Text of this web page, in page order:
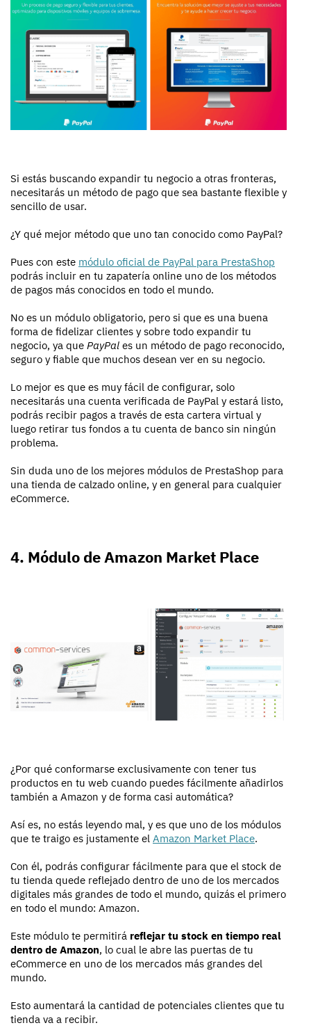
Si estás buscando expandir tu negocio a otras fronteras,
necesitarás un método de pago que sea bastante flexible y
sencillo de usar.
¿Y qué mejor método que uno tan conocido como PayPal?
Pues con este módulo oficial de PayPal para PrestaShop
podrás incluir en tu zapatería online uno de los métodos
de pagos más conocidos en todo el mundo.
No es un módulo obligatorio, pero si que es una buena
forma de fidelizar clientes y sobre todo expandir tu
negocio, ya que PayPal es un método de pago reconocido,
seguro y fiable que muchos desean ver en su negocio.
Lo mejor es que es muy fácil de configurar, solo
necesitarás una cuenta verificada de PayPal y estará listo,
podrás recibir pagos a través de esta cartera virtual y
luego retirar tus fondos a tu cuenta de banco sin ningún
problema.
Sin duda uno de los mejores módulos de PrestaShop para
una tienda de calzado online, y en general para cualquier
eCommerce.
4. Módulo de Amazon Market Place
¿Por qué conformarse exclusivamente con tener tus
productos en tu web cuando puedes fácilmente añadirlos
también a Amazon y de forma casi automática?
Así es, no estás leyendo mal, y es que uno de los módulos
que te traigo es justamente el Amazon Market Place.
Con él, podrás configurar fácilmente para que el stock de
tu tienda quede reflejado dentro de uno de los mercados
digitales más grandes de todo el mundo, quizás el primero
en todo el mundo: Amazon.
Este módulo te permitirá reflejar tu stock en tiempo real
dentro de Amazon, lo cual le abre las puertas de tu
eCommerce en uno de los mercados más grandes del
mundo.
Esto aumentará la cantidad de potenciales clientes que tu
tienda va a recibir.